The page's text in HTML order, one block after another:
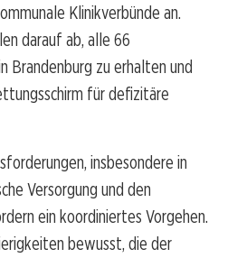
Klinikverbünde an.
darauf ab, alle 66
Brandenburg zu erhalten und
für defizitäre
insbesondere in
Versorgung und den
ein koordiniertes Vorgehen.
bewusst, die der